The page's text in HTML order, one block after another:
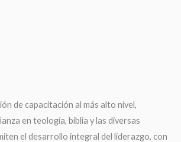
de capacitación al más alto nivel,
en teología, biblia y las diversas
el desarrollo integral del liderazgo, con